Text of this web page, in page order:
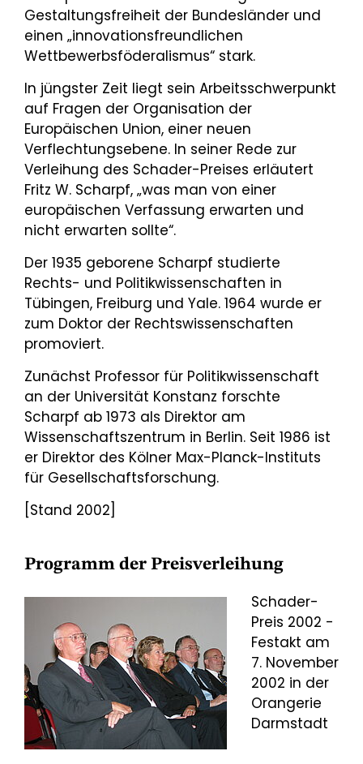
Gestaltungsfreiheit der Bundesländer und
einen „innovationsfreundlichen
Wettbewerbsföderalismus“ stark.
In jüngster Zeit liegt sein Arbeitsschwerpunkt
auf Fragen der Organisation der
Europäischen Union, einer neuen
Verflechtungsebene. In seiner Rede zur
Verleihung des Schader-Preises erläutert
Fritz W. Scharpf, „was man von einer
europäischen Verfassung erwarten und
nicht erwarten sollte“.
Der 1935 geborene Scharpf studierte
Rechts- und Politikwissenschaften in
Tübingen, Freiburg und Yale. 1964 wurde er
zum Doktor der Rechtswissenschaften
promoviert.
Zunächst Professor für Politikwissenschaft
an der Universität Konstanz forschte
Scharpf ab 1973 als Direktor am
Wissenschaftszentrum in Berlin. Seit 1986 ist
er Direktor des Kölner Max-Planck-Instituts
für Gesellschaftsforschung.
[Stand 2002]
Programm der Preisverleihung
Schader-
Preis 2002 -
Festakt am
7. November
2002 in der
Orangerie
Darmstadt